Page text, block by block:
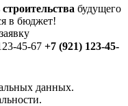
будущего
в бюджет!
45-67 +7 (921) 123-45-
данных.